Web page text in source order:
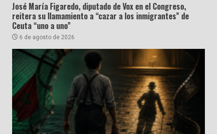
José María Figaredo, diputado de Vox en el Congreso,
reitera su llamamiento a “cazar a los inmigrantes” de
Ceuta “uno a uno”
6 de agosto de 2026